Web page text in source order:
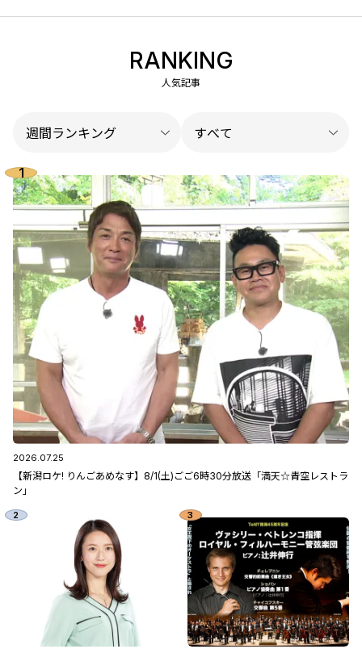
RANKING
人気記事
2026.07.25
【新潟ロケ! りんごあめなす】8/1(土)ごご6時30分放送「満天☆青空レストラ
ン」